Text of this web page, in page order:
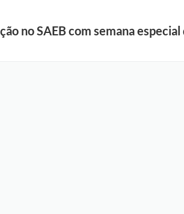
no SAEB com semana especial